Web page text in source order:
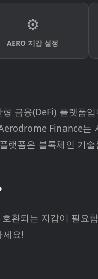
⚙️
AERO 지갑 설정
금융(DeFi) 플랫폼
Finance는
랫폼은 블록체인 기
환되는 지갑이 필요
세요!